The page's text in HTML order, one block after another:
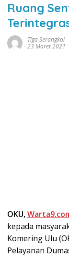
Ruang
Tiga Serangkai
23 Maret 2021
OKU,
kepada
Komering Ulu
Pelayanan